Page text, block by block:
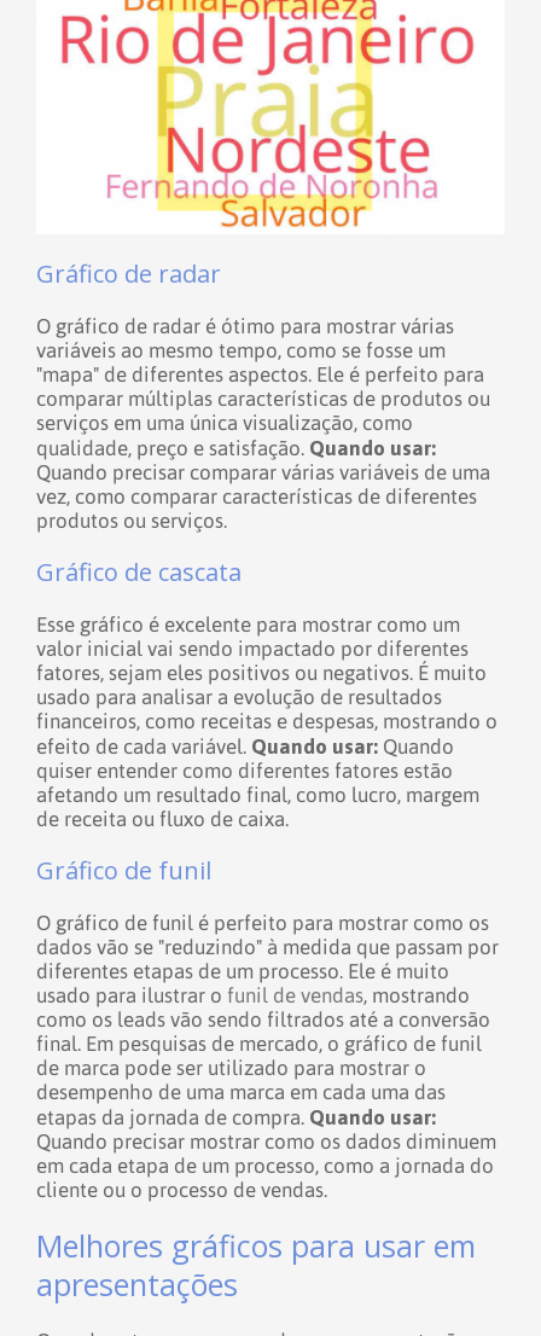
Gráfico de radar
O gráfico de radar é ótimo para mostrar várias
variáveis ao mesmo tempo, como se fosse um
"mapa" de diferentes aspectos. Ele é perfeito para
comparar múltiplas características de produtos ou
serviços em uma única visualização, como
qualidade, preço e satisfação. Quando usar:
Quando precisar comparar várias variáveis de uma
vez, como comparar características de diferentes
produtos ou serviços.
Gráfico de cascata
Esse gráfico é excelente para mostrar como um
valor inicial vai sendo impactado por diferentes
fatores, sejam eles positivos ou negativos. É muito
usado para analisar a evolução de resultados
financeiros, como receitas e despesas, mostrando o
efeito de cada variável. Quando usar: Quando
quiser entender como diferentes fatores estão
afetando um resultado final, como lucro, margem
de receita ou fluxo de caixa.
Gráfico de funil
O gráfico de funil é perfeito para mostrar como os
dados vão se "reduzindo" à medida que passam por
diferentes etapas de um processo. Ele é muito
usado para ilustrar o funil de vendas, mostrando
como os leads vão sendo filtrados até a conversão
final. Em pesquisas de mercado, o gráfico de funil
de marca pode ser utilizado para mostrar o
desempenho de uma marca em cada uma das
etapas da jornada de compra. Quando usar:
Quando precisar mostrar como os dados diminuem
em cada etapa de um processo, como a jornada do
cliente ou o processo de vendas.
Melhores gráficos para usar em
apresentações